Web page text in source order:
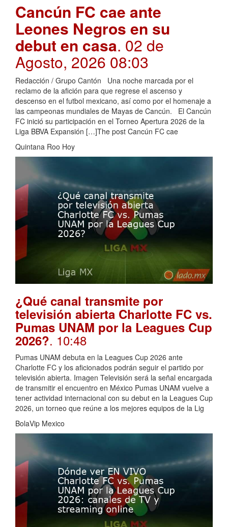
Cancún FC cae ante
Leones Negros en su
debut en casa. 02 de
Agosto, 2026 08:03
Redacción / Grupo Cantón Una noche marcada por el
reclamo de la afición para que regrese el ascenso y
descenso en el futbol mexicano, así como por el homenaje a
las campeonas mundiales de Mayas de Cancún. El Cancún
FC inició su participación en el Torneo Apertura 2026 de la
Liga BBVA Expansión […]The post Cancún FC cae
Quintana Roo Hoy
¿Qué canal transmite por
televisión abierta Charlotte FC vs.
Pumas UNAM por la Leagues Cup
2026?. 10:48
Pumas UNAM debuta en la Leagues Cup 2026 ante
Charlotte FC y los aficionados podrán seguir el partido por
televisión abierta. Imagen Televisión será la señal encargada
de transmitir el encuentro en México Pumas UNAM vuelve a
tener actividad internacional con su debut en la Leagues Cup
2026, un torneo que reúne a los mejores equipos de la Lig
BolaVip Mexico